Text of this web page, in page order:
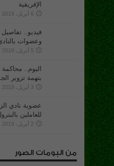
الإفريقية
6 أبريل، 2019
فيديو..
وعضوات
5 أبريل، 2019
اليوم..
بتهمة تزوير
3 أبريل، 2019
للعاملين بالبترول بدلاً
2 أبريل، 2019
من البومات الصور